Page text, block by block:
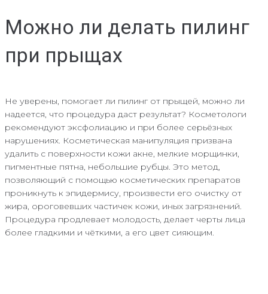
Можно ли делать пилинг
при прыщах
Не уверены, помогает ли пилинг от прыщей, можно ли
надеется, что процедура даст результат? Косметологи
рекомендуют эксфолиацию и при более серьёзных
нарушениях. Косметическая манипуляция призвана
удалить с поверхности кожи акне, мелкие морщинки,
пигментные пятна, небольшие рубцы. Это метод,
позволяющий с помощью косметических препаратов
проникнуть к эпидермису, произвести его очистку от
жира, ороговевших частичек кожи, иных загрязнений.
Процедура продлевает молодость, делает черты лица
более гладкими и чёткими, а его цвет сияющим.